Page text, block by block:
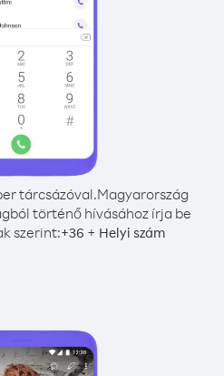
tárcsázóval.Magyarország
történő hívásához írja be
szerint:+36 + Helyi szám